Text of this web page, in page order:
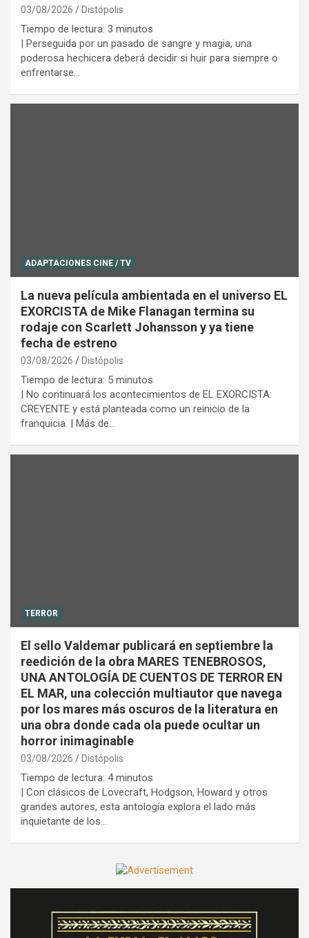
03/08/2026 Distópolis
Tiempo de lectura: 3 minutos
| Perseguida por un pasado de sangre y magia, una
poderosa hechicera deberá decidir si huir para siempre o
enfrentarse…
ADAPTACIONES CINE / TV
La nueva película ambientada en el universo EL
EXORCISTA de Mike Flanagan termina su
rodaje con Scarlett Johansson y ya tiene
fecha de estreno
03/08/2026 Distópolis
Tiempo de lectura: 5 minutos
| No continuará los acontecimientos de EL EXORCISTA:
CREYENTE y está planteada como un reinicio de la
franquicia. | Más de…
TERROR
El sello Valdemar publicará en septiembre la
reedición de la obra MARES TENEBROSOS,
UNA ANTOLOGÍA DE CUENTOS DE TERROR EN
EL MAR, una colección multiautor que navega
por los mares más oscuros de la literatura en
una obra donde cada ola puede ocultar un
horror inimaginable
03/08/2026 Distópolis
Tiempo de lectura: 4 minutos
| Con clásicos de Lovecraft, Hodgson, Howard y otros
grandes autores, esta antología explora el lado más
inquietante de los…
d